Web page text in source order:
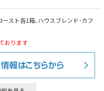
スト各1箱､ハウスブレンド･カフ
おります